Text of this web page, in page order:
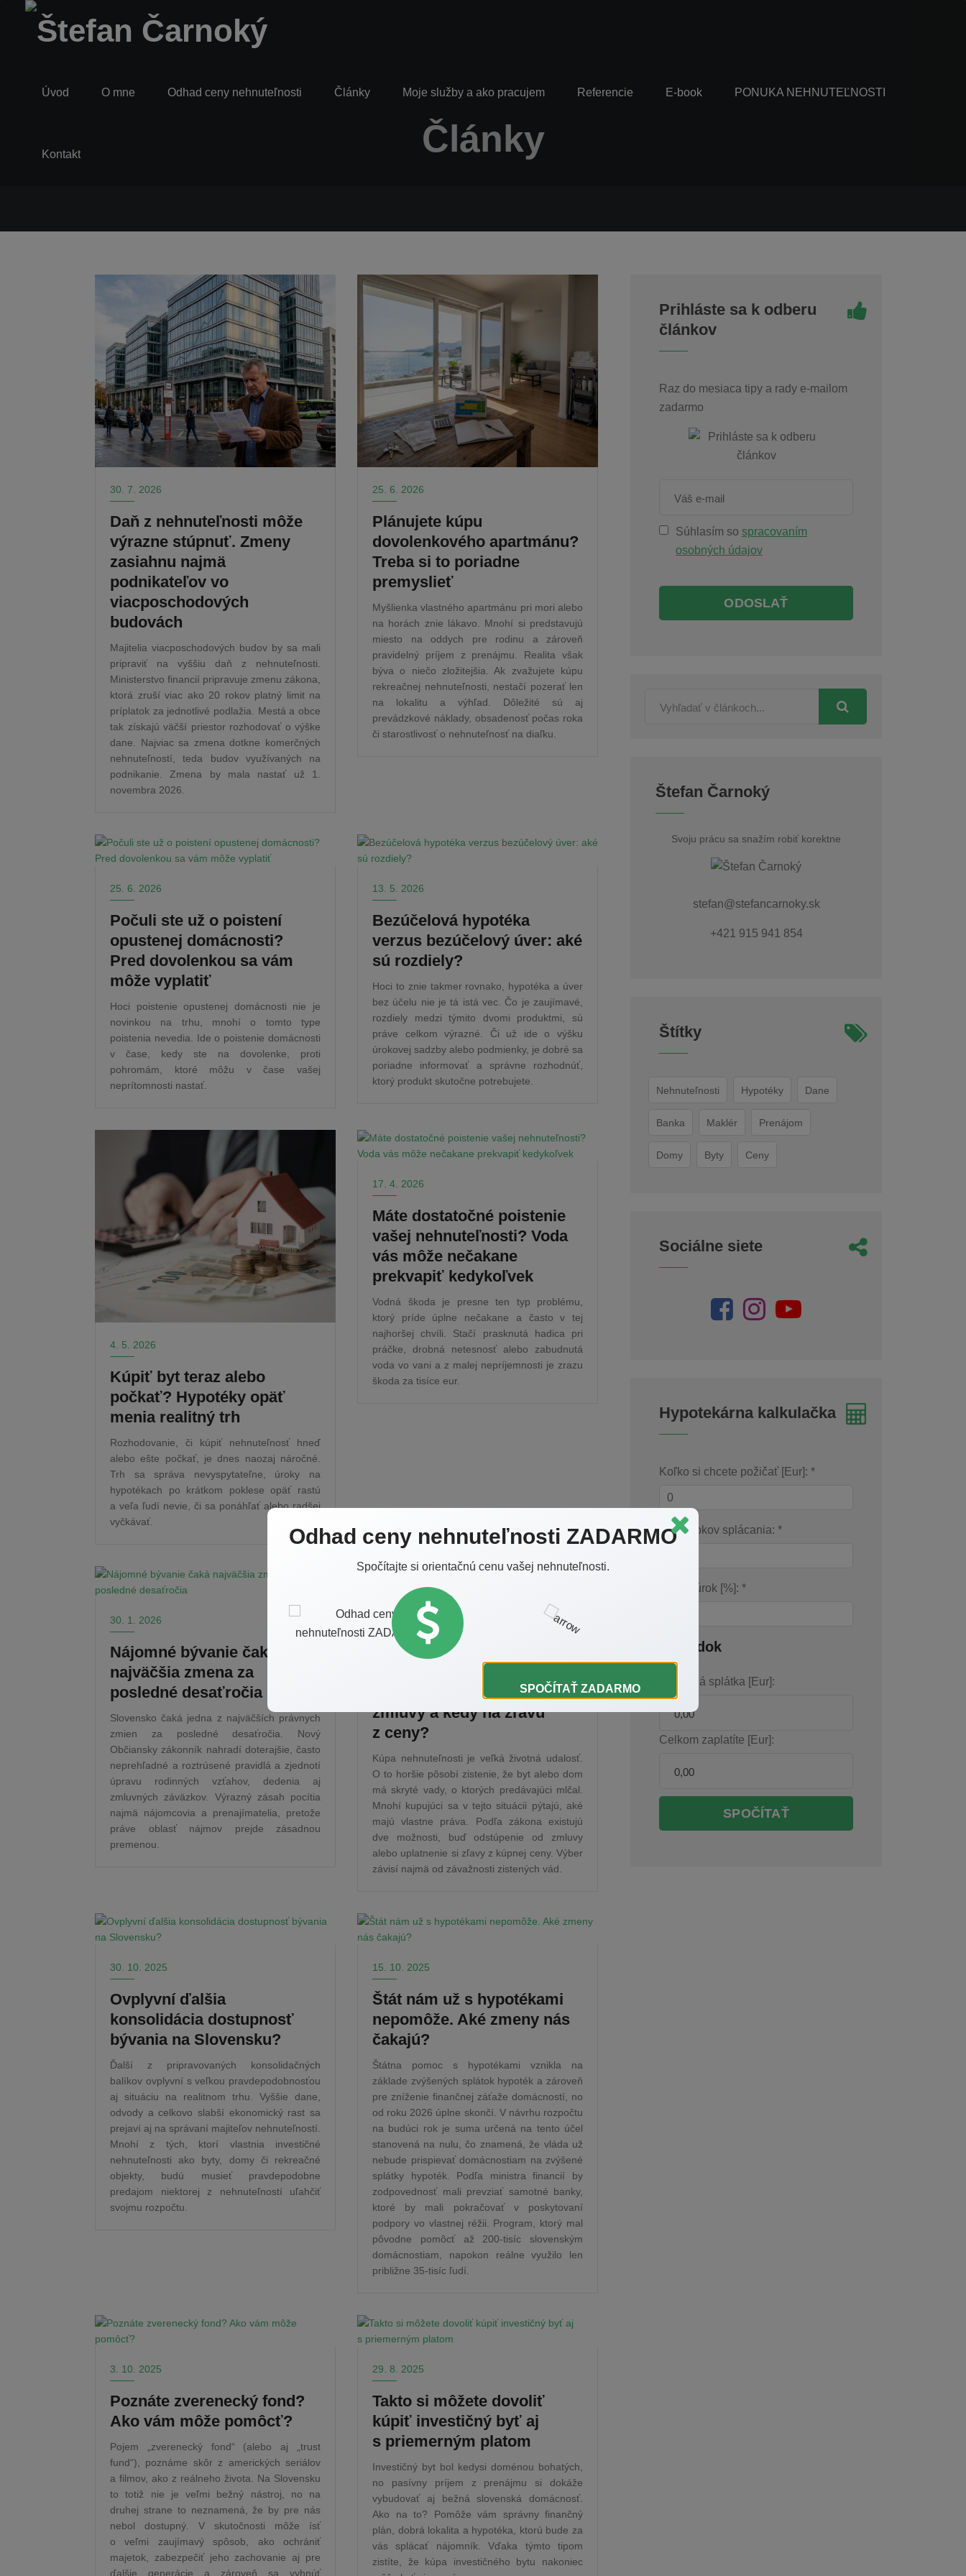
Úvod O mne Odhad ceny nehnuteľnosti Články Moje služby a ako pracujem Referencie E-book PONUKA NEHNUTEĽNOSTI
Kontakt Články
30. 7. 2026
Daň z nehnuteľnosti môže
výrazne stúpnuť. Zmeny
zasiahnu najmä
podnikateľov vo
viacposchodových
budovách
Majitelia viacposchodových budov by sa mali
pripraviť na vyššiu daň z nehnuteľnosti.
Ministerstvo financií pripravuje zmenu zákona,
ktorá zruší viac ako 20 rokov platný limit na
príplatok za jednotlivé podlažia. Mestá a obce
tak získajú väčší priestor rozhodovať o výške
dane. Najviac sa zmena dotkne komerčných
nehnuteľností, teda budov využívaných na
podnikanie. Zmena by mala nastať už 1.
novembra 2026.
25. 6. 2026
Plánujete kúpu
dovolenkového apartmánu?
Treba si to poriadne
premyslieť
Myšlienka vlastného apartmánu pri mori alebo
na horách znie lákavo. Mnohí si predstavujú
miesto na oddych pre rodinu a zároveň
pravidelný príjem z prenájmu. Realita však
býva o niečo zložitejšia. Ak zvažujete kúpu
rekreačnej nehnuteľnosti, nestačí pozerať len
na lokalitu a výhľad. Dôležité sú aj
prevádzkové náklady, obsadenosť počas roka
či starostlivosť o nehnuteľnosť na diaľku.
25. 6. 2026
Počuli ste už o poistení
opustenej domácnosti?
Pred dovolenkou sa vám
môže vyplatiť
Hoci poistenie opustenej domácnosti nie je
novinkou na trhu, mnohí o tomto type
poistenia nevedia. Ide o poistenie domácnosti
v čase, kedy ste na dovolenke, proti
pohromám, ktoré môžu v čase vašej
neprítomnosti nastať.
13. 5. 2026
Bezúčelová hypotéka
verzus bezúčelový úver: aké
sú rozdiely?
Hoci to znie takmer rovnako, hypotéka a úver
bez účelu nie je tá istá vec. Čo je zaujímavé,
rozdiely medzi týmito dvomi produktmi, sú
práve celkom výrazné. Či už ide o výšku
úrokovej sadzby alebo podmienky, je dobré sa
poriadne informovať a správne rozhodnúť,
ktorý produkt skutočne potrebujete.
4. 5. 2026
Kúpiť byt teraz alebo
počkať? Hypotéky opäť
menia realitný trh
Rozhodovanie, či kúpiť nehnuteľnosť hneď
alebo ešte počkať, je dnes naozaj náročné.
Trh sa správa nevyspytateľne, úroky na
hypotékach po krátkom poklese opäť rastú
a veľa ľudí nevie, či sa ponáhľať alebo radšej
vyčkávať.
17. 4. 2026
Máte dostatočné poistenie
vašej nehnuteľnosti? Voda
vás môže nečakane
prekvapiť kedykoľvek
Vodná škoda je presne ten typ problému,
ktorý príde úplne nečakane a často v tej
najhoršej chvíli. Stačí prasknutá hadica pri
práčke, drobná netesnosť alebo zabudnutá
voda vo vani a z malej nepríjemnosti je zrazu
škoda za tisíce eur.
30. 1. 2026
Nájomné bývanie čaká
najväčšia zmena za
posledné desaťročia
Slovensko čaká jedna z najväčších právnych
zmien za posledné desaťročia. Nový
Občiansky zákonník nahradí doterajšie, často
neprehľadné a roztrúsené pravidlá a zjednotí
úpravu rodinných vzťahov, dedenia aj
zmluvných záväzkov. Výrazný zásah pocítia
najmä nájomcovia a prenajímatelia, pretože
práve oblasť nájmov prejde zásadnou
premenou.
28. 11. 2025
Skryté vady na
nehnuteľnosti: kedy máte
nárok na odstúpenie od
zmluvy a kedy na zľavu
z ceny?
Kúpa nehnuteľnosti je veľká životná udalosť.
O to horšie pôsobí zistenie, že byt alebo dom
má skryté vady, o ktorých predávajúci mlčal.
Mnohí kupujúci sa v tejto situácii pýtajú, aké
majú vlastne práva. Podľa zákona existujú
dve možnosti, buď odstúpenie od zmluvy
alebo uplatnenie si zľavy z kúpnej ceny. Výber
závisí najmä od závažnosti zistených vád.
30. 10. 2025
Ovplyvní ďalšia
konsolidácia dostupnosť
bývania na Slovensku?
Ďalší z pripravovaných konsolidačných
balíkov ovplyvní s veľkou pravdepodobnosťou
aj situáciu na realitnom trhu. Vyššie dane,
odvody a celkovo slabší ekonomický rast sa
prejaví aj na správaní majiteľov nehnuteľností.
Mnohí z tých, ktorí vlastnia investičné
nehnuteľnosti ako byty, domy či rekreačné
objekty, budú musieť pravdepodobne
predajom niektorej z nehnuteľností uľahčiť
svojmu rozpočtu.
15. 10. 2025
Štát nám už s hypotékami
nepomôže. Aké zmeny nás
čakajú?
Štátna pomoc s hypotékami vznikla na
základe zvýšených splátok hypoték a zároveň
pre zníženie finančnej záťaže domácností, no
od roku 2026 úplne skončí. V návrhu rozpočtu
na budúci rok je suma určená na tento účel
stanovená na nulu, čo znamená, že vláda už
nebude prispievať domácnostiam na zvýšené
splátky hypoték. Podľa ministra financií by
zodpovednosť mali prevziať samotné banky,
ktoré by mali pokračovať v poskytovaní
podpory vo vlastnej réžii. Program, ktorý mal
pôvodne pomôcť až 200-tisíc slovenským
domácnostiam, napokon reálne využilo len
približne 35-tisíc ľudí.
3. 10. 2025
Poznáte zverenecký fond?
Ako vám môže pomôcť?
Pojem „zverenecký fond“ (alebo aj „trust
fund“), poznáme skôr z amerických seriálov
a filmov, ako z reálneho života. Na Slovensku
to totiž nie je veľmi bežný nástroj, no na
druhej strane to neznamená, že by pre nás
nebol dostupný. V skutočnosti môže ísť
o veľmi zaujímavý spôsob, ako ochrániť
majetok, zabezpečiť jeho zachovanie aj pre
ďalšie generácie a zároveň sa vyhnúť
29. 8. 2025
Takto si môžete dovoliť
kúpiť investičný byť aj
s priemerným platom
Investičný byt bol kedysi doménou bohatých,
no pasívny príjem z prenájmu si dokáže
vybudovať aj bežná slovenská domácnosť.
Ako na to? Pomôže vám správny finančný
plán, dobrá lokalita a hypotéka, ktorú bude za
vás splácať nájomník. Vďaka týmto tipom
zistíte, že kúpa investičného bytu nakoniec
Prihláste sa k odberu
článkov
Raz do mesiaca tipy a rady e-mailom
zadarmo
Súhlasím so spracovaním
osobných údajov
ODOSLAŤ
Štefan Čarnoký
Svoju prácu sa snažím robiť korektne
stefan@stefancarnoky.sk
+421 915 941 854
Štítky
Nehnuteľnosti Hypotéky Dane
Banka Maklér Prenájom
Domy Byty Ceny
Sociálne siete
Hypotekárna kalkulačka
Koľko si chcete požičať [Eur]: *
Počet rokov splácania: *
Ročný úrok [%]: *
Výsledok
Mesačná splátka [Eur]:
Celkom zaplatíte [Eur]:
SPOČÍTAŤ
Odhad ceny nehnuteľnosti ZADARMO
Spočítajte si orientačnú cenu vašej nehnuteľnosti.
SPOČÍTAŤ ZADARMO